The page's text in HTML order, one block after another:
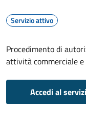
Servizio attivo
Procedimento di
attività commerciale
Accedi al